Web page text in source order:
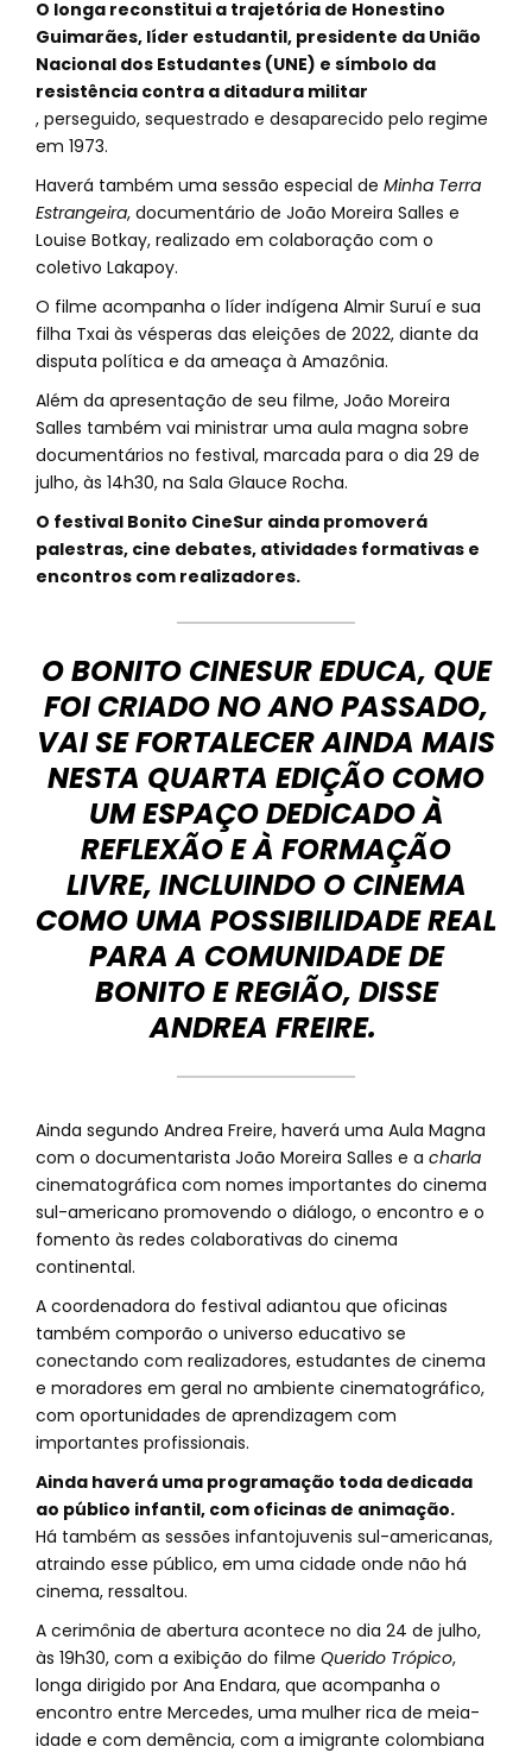
O longa reconstitui a trajetória de Honestino
Guimarães, líder estudantil, presidente da União
Nacional dos Estudantes (UNE) e símbolo da
resistência contra a ditadura militar
, perseguido, sequestrado e desaparecido pelo regime
em 1973.
Haverá também uma sessão especial de Minha Terra
Estrangeira, documentário de João Moreira Salles e
Louise Botkay, realizado em colaboração com o
coletivo Lakapoy.
O filme acompanha o líder indígena Almir Suruí e sua
filha Txai às vésperas das eleições de 2022, diante da
disputa política e da ameaça à Amazônia.
Além da apresentação de seu filme, João Moreira
Salles também vai ministrar uma aula magna sobre
documentários no festival, marcada para o dia 29 de
julho, às 14h30, na Sala Glauce Rocha.
O festival Bonito CineSur ainda promoverá
palestras, cine debates, atividades formativas e
encontros com realizadores.
O BONITO CINESUR EDUCA, QUE
FOI CRIADO NO ANO PASSADO,
VAI SE FORTALECER AINDA MAIS
NESTA QUARTA EDIÇÃO COMO
UM ESPAÇO DEDICADO À
REFLEXÃO E À FORMAÇÃO
LIVRE, INCLUINDO O CINEMA
COMO UMA POSSIBILIDADE REAL
PARA A COMUNIDADE DE
BONITO E REGIÃO, DISSE
ANDREA FREIRE.
Ainda segundo Andrea Freire, haverá uma Aula Magna
com o documentarista João Moreira Salles e a charla
cinematográfica com nomes importantes do cinema
sul-americano promovendo o diálogo, o encontro e o
fomento às redes colaborativas do cinema
continental.
A coordenadora do festival adiantou que oficinas
também comporão o universo educativo se
conectando com realizadores, estudantes de cinema
e moradores em geral no ambiente cinematográfico,
com oportunidades de aprendizagem com
importantes profissionais.
Ainda haverá uma programação toda dedicada
ao público infantil, com oficinas de animação.
Há também as sessões infantojuvenis sul-americanas,
atraindo esse público, em uma cidade onde não há
cinema, ressaltou.
A cerimônia de abertura acontece no dia 24 de julho,
às 19h30, com a exibição do filme Querido Trópico,
longa dirigido por Ana Endara, que acompanha o
encontro entre Mercedes, uma mulher rica de meia-
idade e com demência, com a imigrante colombiana